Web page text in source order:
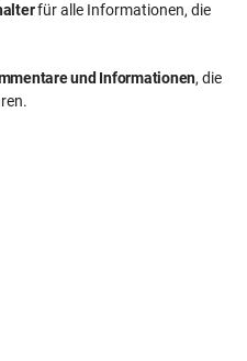
für alle Informationen, die
und Informationen, die